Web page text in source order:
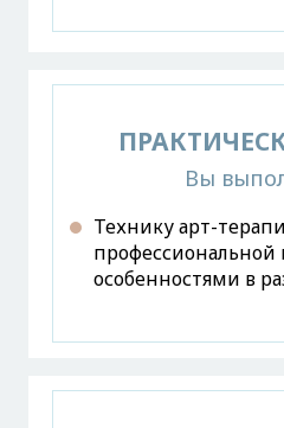
Вы
Технику арт-
особенностями в